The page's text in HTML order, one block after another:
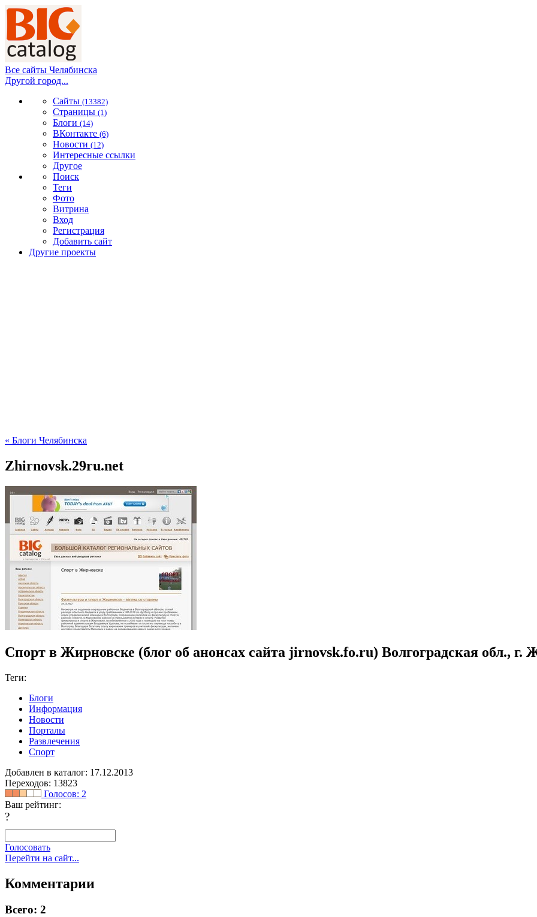
Все сайты Челябинска
Другой город...
Сайты (13382)
Страницы (1)
Блоги (14)
ВКонтакте (6)
Новости (12)
Интересные ссылки
Другое
Поиск
Теги
Фото
Витрина
Вход
Регистрация
Добавить сайт
Другие проекты
« Блоги Челябинска
Zhirnovsk.29ru.net
Спорт в Жирновске (блог об анонсах сайта jirnovsk.fo.ru) Волгоградская обл., г.
Теги:
Блоги
Информация
Новости
Порталы
Развлечения
Спорт
Добавлен в каталог: 17.12.2013
Переходов: 13823
Голосов: 2
Ваш рейтинг:
?
Голосовать
Перейти на сайт...
Комментарии
Всего: 2